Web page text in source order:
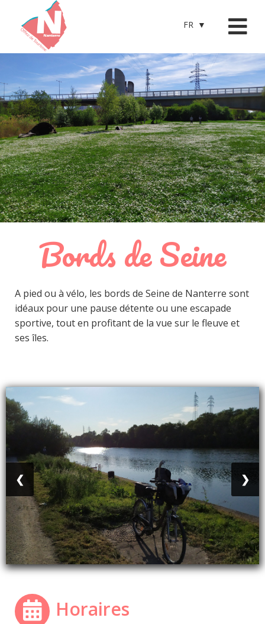
FR
Bords de Seine
A pied ou à vélo, les bords de Seine de Nanterre sont
idéaux pour une pause détente ou une escapade
sportive, tout en profitant de la vue sur le fleuve et
ses îles.
❮ ❯
Horaires